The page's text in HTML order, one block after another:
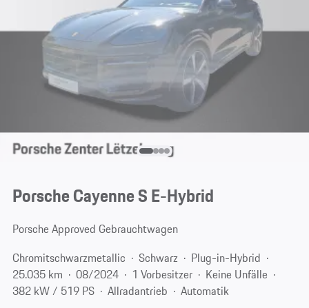
Porsche Cayenne S E-Hybrid
Porsche Approved Gebrauchtwagen
Chromitschwarzmetallic
Schwarz
Plug-in-Hybrid
25.035 km
08/2024 1 Vorbesitzer
Keine Unfälle
382 kW / 519 PS
Allradantrieb
Automatik